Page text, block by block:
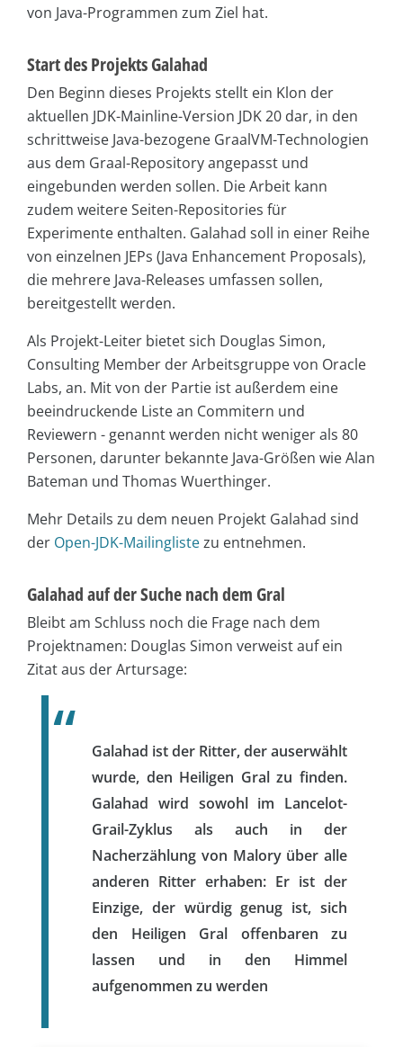
von Java-Programmen zum Ziel hat.
Start des Projekts Galahad
Den Beginn dieses Projekts stellt ein Klon der
aktuellen JDK-Mainline-Version JDK 20 dar, in den
schrittweise Java-bezogene GraalVM-Technologien
aus dem Graal-Repository angepasst und
eingebunden werden sollen. Die Arbeit kann
zudem weitere Seiten-Repositories für
Experimente enthalten. Galahad soll in einer Reihe
von einzelnen JEPs (Java Enhancement Proposals),
die mehrere Java-Releases umfassen sollen,
bereitgestellt werden.
Als Projekt-Leiter bietet sich Douglas Simon,
Consulting Member der Arbeitsgruppe von Oracle
Labs, an. Mit von der Partie ist außerdem eine
beeindruckende Liste an Commitern und
Reviewern - genannt werden nicht weniger als 80
Personen, darunter bekannte Java-Größen wie Alan
Bateman und Thomas Wuerthinger.
Mehr Details zu dem neuen Projekt Galahad sind
der Open-JDK-Mailinglistezu entnehmen.
Galahad auf der Suche nach dem Gral
Bleibt am Schluss noch die Frage nach dem
Projektnamen: Douglas Simon verweist auf ein
Zitat aus der Artursage:
Galahad ist der Ritter, der auserwählt
wurde, den Heiligen Gral zu finden.
Galahad wird sowohl im Lancelot-
Grail-Zyklus als auch in der
Nacherzählung von Malory über alle
anderen Ritter erhaben: Er ist der
Einzige, der würdig genug ist, sich
den Heiligen Gral offenbaren zu
lassen und in den Himmel
aufgenommen zu werden